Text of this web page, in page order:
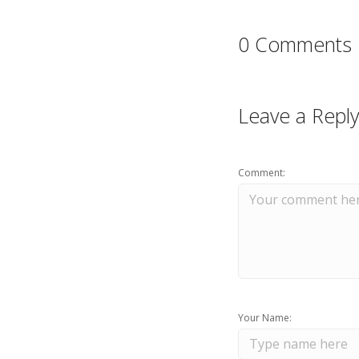
0 Comments
Leave a Reply
Comment:
Your Name: